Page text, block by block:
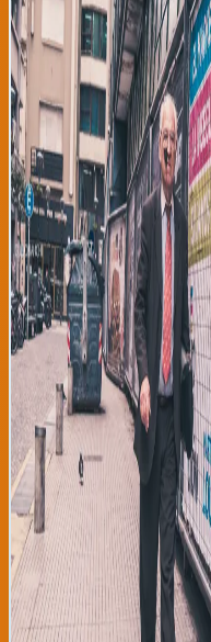
y política exterior. En
urnas para elegir
proceso electoral que
democrática después de
Liéreo, ingeniera de
representa una nueva
que combina pragmatismo
Sus políticas prometen
naturales, inversión en
derechos indígenas.
Liéreo cuenta con apoyo
indígenas y jóvenes
Vasco, este proceso
estructural en su país de
en su congreso un
democráticas que
fortalecimiento de
participación ciudadana.
a favor y 23 en contra,
reformas que muchos
constitución de 1993.
diferente: el gobierno de
rechazo formal al Tratado
priorizando presiones del
imperativas globales de
fricción con organismos
positiva con agricultores
políticos reflejan un patrón
ajuste estructural